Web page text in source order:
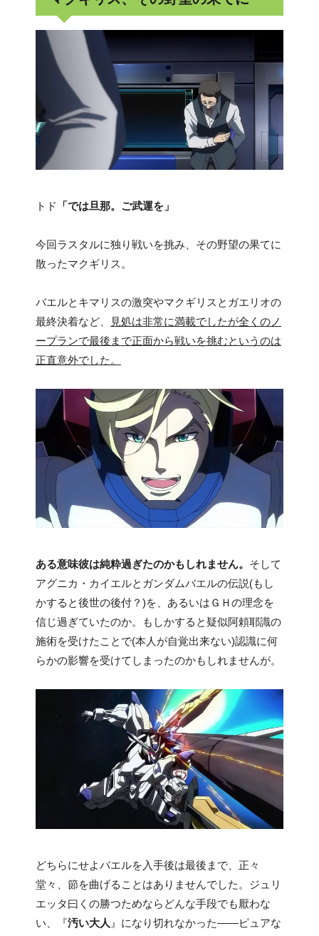
トド 「では旦那。ご武運を」
今回ラスタルに独り戦いを挑み、その野望の果てに
散ったマクギリス。
バエルとキマリスの激突やマクギリスとガエリオの
最終決着など、
見処は非常に満載でしたが全くのノ
ープランで最後まで正面から戦いを挑むというのは
正直意外でした。
ある意味彼は純粋過ぎたのかもしれません。 そして
アグニカ・カイエルとガンダムバエルの伝説(もし
かすると後世の後付？)を、あるいはＧＨの理念を
信じ過ぎていたのか。もしかすると疑似阿頼耶識の
施術を受けたことで(本人が自覚出来ない)認識に何
らかの影響を受けてしまったのかもしれませんが。
どちらにせよバエルを入手後は最後まで、正々
堂々、節を曲げることはありませんでした。ジュリ
エッタ曰くの勝つためならどんな手段でも厭わな
い、『汚い大人 』になり切れなかった――ピュアな